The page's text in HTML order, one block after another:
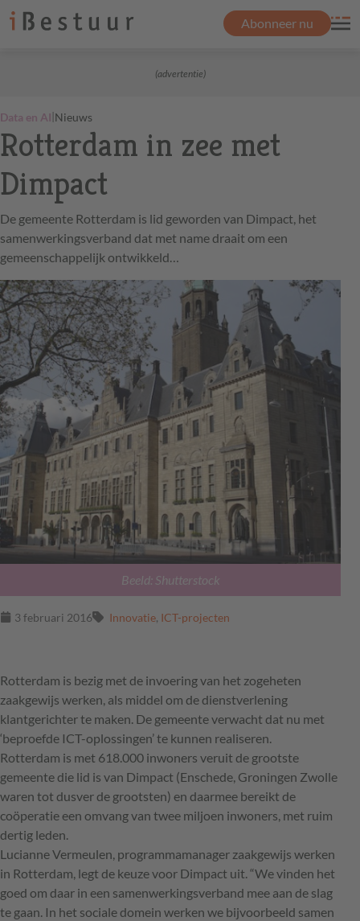
Abonneer nu
(advertentie)
Data en AI|Nieuws
Rotterdam in zee met
Dimpact
De gemeente Rotterdam is lid geworden van Dimpact, het
samenwerkingsverband dat met name draait om een
gemeenschappelijk ontwikkeld…
Beeld: Shutterstock
3 februari 2016 Innovatie, ICT-projecten
Rotterdam is bezig met de invoering van het zogeheten
zaakgewijs werken, als middel om de dienstverlening
klantgerichter te maken. De gemeente verwacht dat nu met
‘beproefde ICT-oplossingen’ te kunnen realiseren.
Rotterdam is met 618.000 inwoners veruit de grootste
gemeente die lid is van Dimpact (Enschede, Groningen Zwolle
waren tot dusver de grootsten) en daarmee bereikt de
coöperatie een omvang van twee miljoen inwoners, met ruim
dertig leden.
Lucianne Vermeulen, programmamanager zaakgewijs werken
in Rotterdam, legt de keuze voor Dimpact uit. “We vinden het
goed om daar in een samenwerkingsverband mee aan de slag
te gaan. In het sociale domein werken we bijvoorbeeld samen